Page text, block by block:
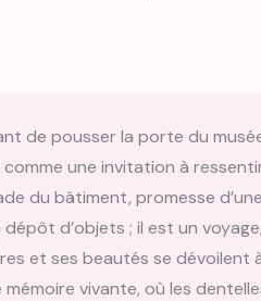
de pousser la porte du
une invitation à
du bâtiment, promesse
dépôt d’objets ; il est un
et ses beautés se
vivante, où les